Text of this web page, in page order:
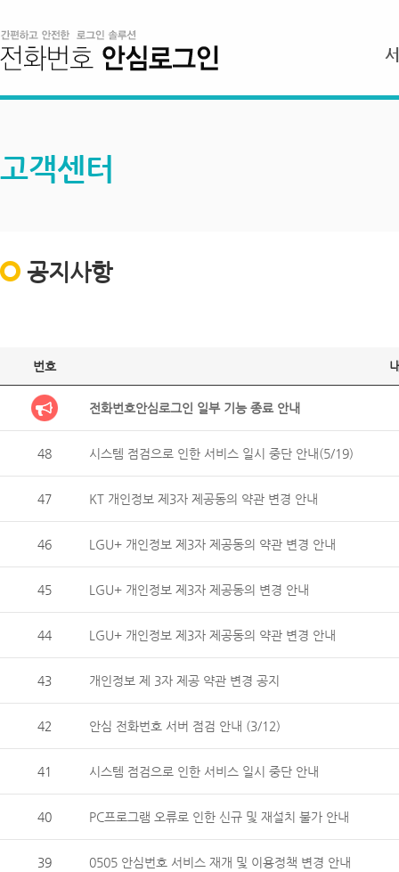
고객센터
공지사항
번호
전화번호안심로그인 일부 기능 종료 안내
48 시스템 점검으로 인한 서비스 일시 중단 안내(5/19)
47 KT 개인정보 제3자 제공동의 약관 변경 안내
46 LGU+ 개인정보 제3자 제공동의 약관 변경 안내
45 LGU+ 개인정보 제3자 제공동의 변경 안내
44 LGU+ 개인정보 제3자 제공동의 약관 변경 안내
43 개인정보 제 3자 제공 약관 변경 공지
42 안심 전화번호 서버 점검 안내 (3/12)
41 시스템 점검으로 인한 서비스 일시 중단 안내
40 PC프로그램 오류로 인한 신규 및 재설치 불가 안내
39 0505 안심번호 서비스 재개 및 이용정책 변경 안내